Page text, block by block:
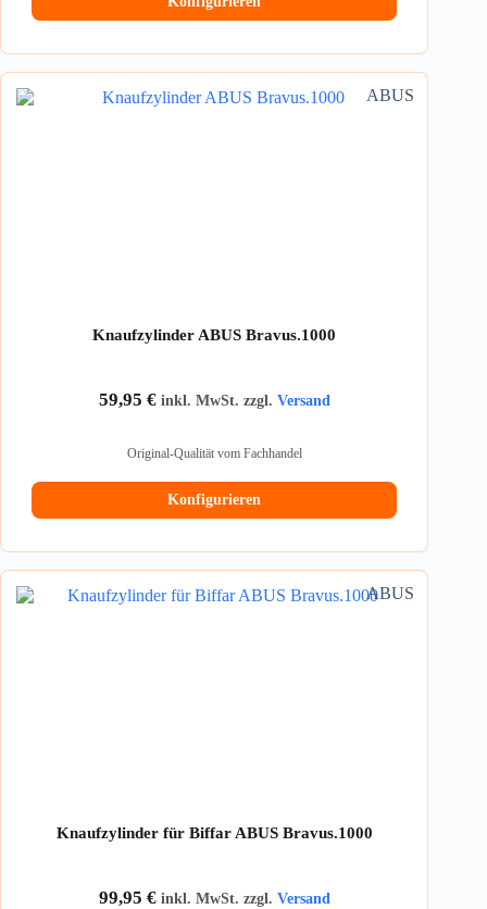
ABUS
Knaufzylinder ABUS Bravus.1000
59,95 € inkl. MwSt. zzgl. Versand
Original-Qualität vom Fachhandel
Konfigurieren
ABUS
Knaufzylinder für Biffar ABUS Bravus.1000
99,95 € inkl. MwSt. zzgl. Versand